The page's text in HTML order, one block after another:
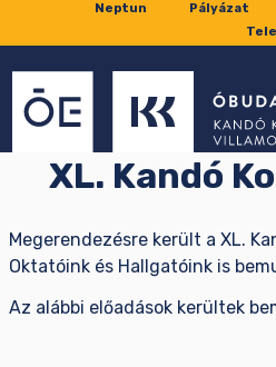
Neptun Pályázat
XL. Kandó
Megerendezésre került a XL.
Oktatóink és Hallgatóink is
Az alábbi előadások kerültek